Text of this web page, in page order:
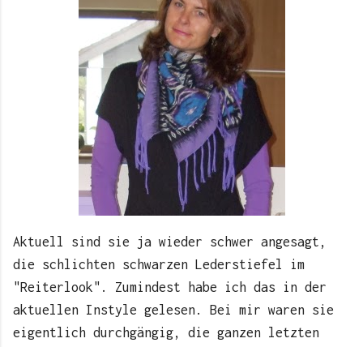
Aktuell sind sie ja wieder schwer angesagt,
die schlichten schwarzen Lederstiefel im
"Reiterlook". Zumindest habe ich das in der
aktuellen Instyle gelesen. Bei mir waren sie
eigentlich durchgängig, die ganzen letzten